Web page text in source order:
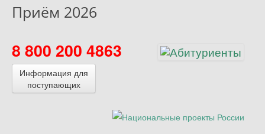
Приём 2026
8 800 200 4863
Информация для
поступающих